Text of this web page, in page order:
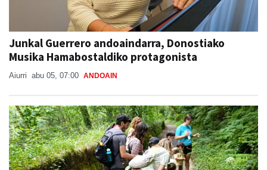
Junkal Guerrero andoaindarra, Donostiako
Musika Hamabostaldiko protagonista
Aiurri abu 05, 07:00 ANDOAIN